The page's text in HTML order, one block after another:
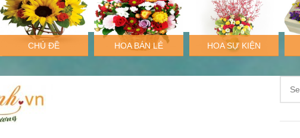
CHỦ ĐỀ HOA BÁN LẺ HOA SỰ KIỆN